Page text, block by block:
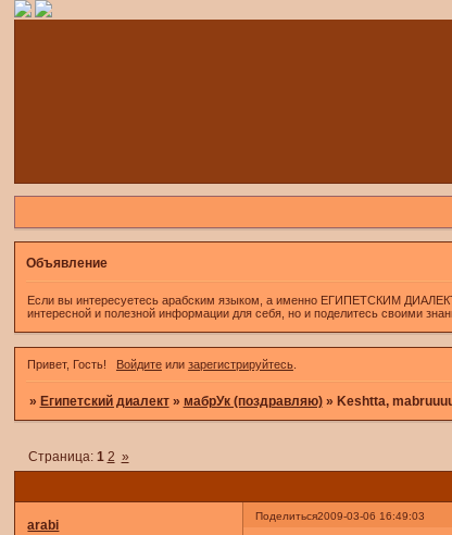
Объявление
Если вы интересуетесь арабским языком, а именно ЕГИПЕТСКИМ
интересной и полезной информации для себя, но и поделитесь своими
Привет, Гость! Войдитеили зарегистрируйтесь.
» Египетский диалект » мабрУк (поздравляю) » Keshtta,
Страница: 1 2 »
Поделиться2009-03-06 16:49:03
arabi